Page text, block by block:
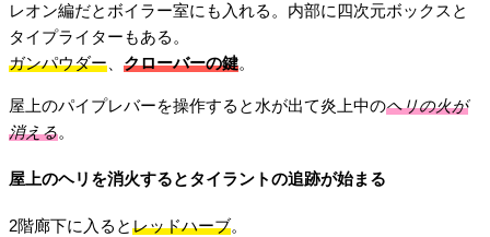
レオン編だとボイラー室にも入れる。内部に四次元ボックスと
タイプライターもある。
ガンパウダー
クローバーの鍵。
屋上のパイプレバーを操作すると水が出て炎上中のヘリの火が
消える。
屋上のヘリを消火するとタイラントの追跡が始まる
2階廊下に入るとレッドハーブ。